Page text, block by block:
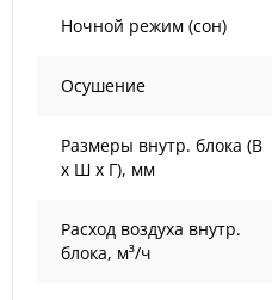
Ночной режим (сон)
Осушение
Размеры внутр. блока (В
х Ш х Г), мм
Расход воздуха внутр.
блока, м³/ч